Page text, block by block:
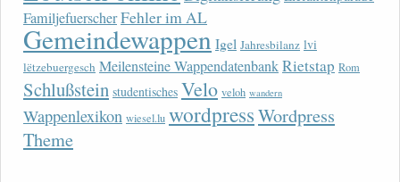
FamiljefuerscherFehler im AL
Gemeindewappen Igel Jahresbilanz lvi
lëtzebuergesch Meilensteine WappendatenbankRietstap Rom
Schlußstein studentisches Velo veloh wandern
Wappenlexikon wiesel.lu wordpressWordpress
Theme